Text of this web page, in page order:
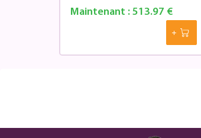
Maintenant : 513.97 €